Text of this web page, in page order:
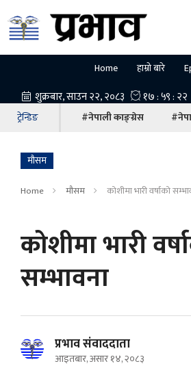
Home हाम्रो बारे
ट्रेन्डिङ #नेपाली काङ्ग्रेस
माैसम
Home माैसम कोशीमा भारी वर्षाको
कोशीमा भारी
सम्भावना
प्रभाव संवाददाता
आइतबार, असार १४, २०८३